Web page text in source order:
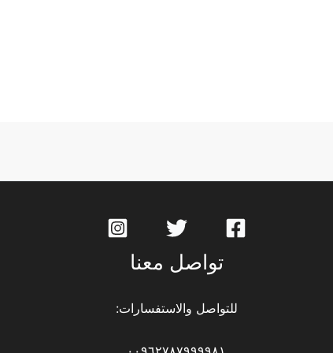
تواصل معنا
للتواصل والاستفسارات: